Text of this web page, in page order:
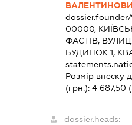
00000,
ФАСТІВ,
БУДИНОК 1,
Розмір внеску
(грн.):4 687,50
dossier.heads: